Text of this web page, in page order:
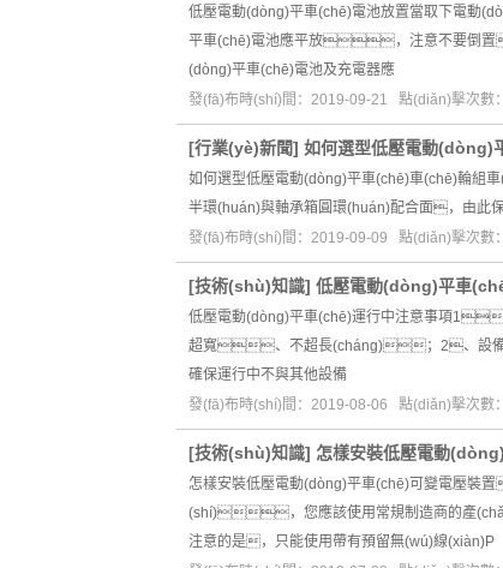
低壓電動(dòng)平車(chē)電池放置當取下電
平車(chē)電池應平放，注意不要倒
(dòng)平車(chē)電池及充電器應
發(fā)布時(shí)間：2019-09-21 點(diǎn)擊次數
[行業(yè)新聞] 如何選型低壓電動(dòng)
如何選型低壓電動(dòng)平車(chē)車(chē)輪
半環(huán)與軸承箱圓環(huán)配合面，由
發(fā)布時(shí)間：2019-09-09 點(diǎn)擊次數
[技術(shù)知識] 低壓電動(dòng)平車
低壓電動(dòng)平車(chē)運行中注意事項
超寬、不超長(cháng)；2、設備
確保運行中不與其他設備
發(fā)布時(shí)間：2019-08-06 點(diǎn)擊次數
[技術(shù)知識] 怎樣安裝低壓電動
怎樣安裝低壓電動(dòng)平車(chē)可變電壓裝
(shí)，您應該使用常規制造商的產
注意的是，只能使用帶有預留無(wú)線(xiàn)P